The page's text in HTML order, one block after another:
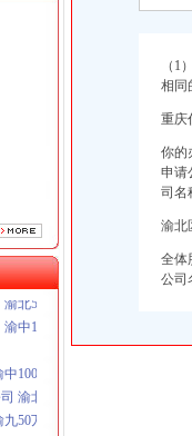
100万 （进出口权）
渝新 （工商注册）
工商注册
北50万 （工商注册）
中100万 （进出口权）
100万 （进出口权）
渝北100万 （进出口权）
50万 （工商注册）
（工商注册）
（1
相同
重庆
你的
申请
司名
渝北
全体
公司